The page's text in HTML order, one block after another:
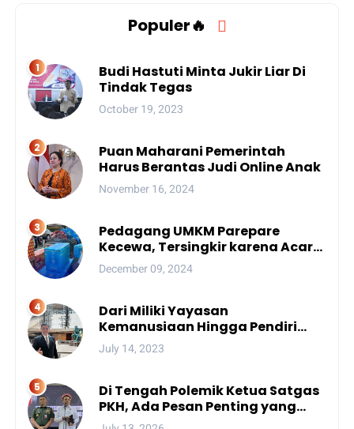
Populer🔥
Budi Hastuti Minta Jukir Liar Di
Tindak Tegas
October 19, 2023
Puan Maharani Pemerintah
Harus Berantas Judi Online Anak
November 16, 2024
Pedagang UMKM Parepare
Kecewa, Tersingkir karena Acara
Besar
December 09, 2024
Dari Miliki Yayasan
Kemanusiaan Hingga Pendiri
Unhan, Begini Profil Bro Rivai
Putra Sulsel Yang Promosi
July 14, 2023
Di Tengah Polemik Ketua Satgas
PKH, Ada Pesan Penting yang
Ditegaskan ke Publik